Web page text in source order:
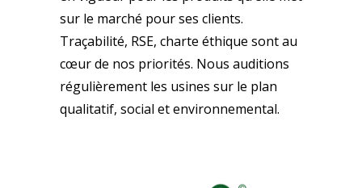
sur le marché pour ses clients.
Traçabilité, RSE, charte éthique sont au
cœur de nos priorités. Nous auditions
régulièrement les usines sur le plan
qualitatif, social et environnemental.